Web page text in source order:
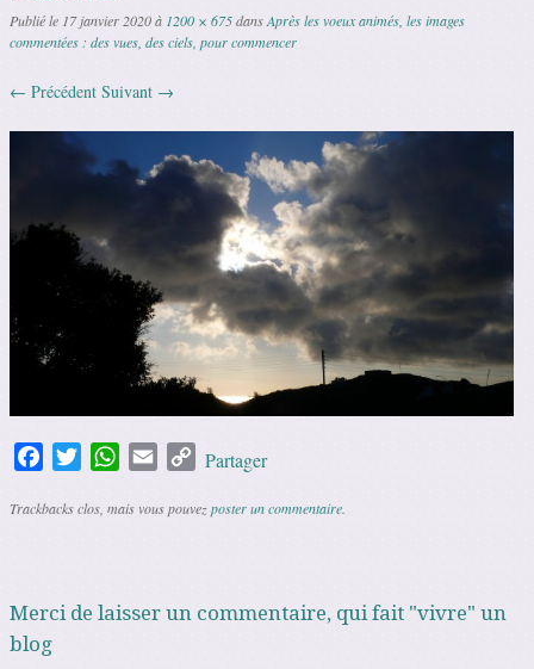
Publié le 17 janvier 2020à 1200 × 675dansAprès les voeux animés, les images
commentées : des vues, des ciels, pour commencer
← Précédent Suivant →
FacebookTwitterWhatsApp
Email Copy
Partager
Trackbacks clos, mais vous pouvezposter un commentaire
Merci de laisser un commentaire, qui fait "vivre" un
blog